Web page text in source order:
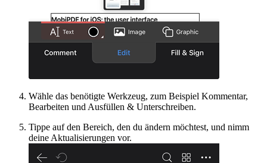
Wähle das benötigte Werkzeug, zum Beispiel Kommentar,
Bearbeiten und Ausfüllen & Unterschreiben.
Tippe auf den Bereich, den du ändern möchtest, und nimm
deine Aktualisierungen vor.